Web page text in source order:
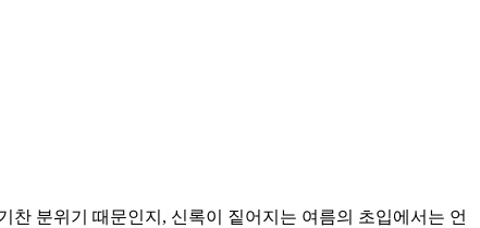
분위기 때문인지, 신록이 짙어지는 여름의 초입에서는 언